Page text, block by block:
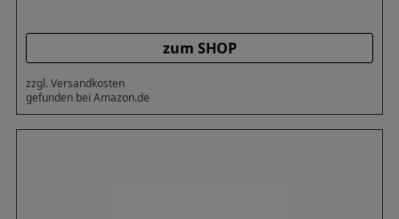
zum SHOP
zzgl. Versandkosten
gefunden bei Amazon.de